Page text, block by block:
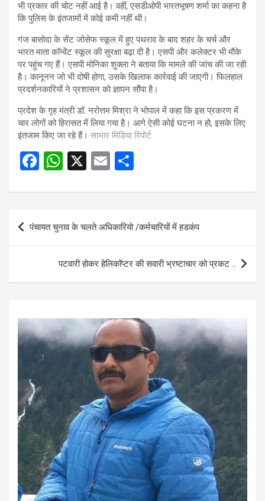
भी प्रकार की चोट नहीं आई है। वहीं, एसडीओपी भारतभूषण शर्मा का कहना है
कि पुलिस के इंतजामों में कोई कमी नहीं थी।
गंज बासोदा के सेंट जोसेफ स्कूल में हुए पथराव के बाद शहर के चर्च और
भारत माता कॉन्वेंट स्कूल की सुरक्षा बढ़ा दी है। एसपी और कलेक्टर भी मौके
पर पहुंच गए हैं। एसपी मोनिका शुक्ला ने बताया कि मामले की जांच की जा रही
है। कानूनन जो भी दोषी होगा, उसके खिलाफ कार्रवाई की जाएगी। फिलहाल
प्रदर्शनकारियों ने प्रशासन को ज्ञापन सौंपा है।
प्रदेश के गृह मंत्री डॉ. नरोत्तम मिश्रा ने भोपाल में कहा कि इस प्रकरण में
चार लोगों को हिरासत में लिया गया है। आगे ऐसी कोई घटना न हो, इसके लिए
इंतजाम किए जा रहे हैं। साभार मिडिया रिपोर्ट
F
ce
o
W
at
A
p
X
E
ail ar
e
Post
navigation
पंचायत चुनाव के चलते अधिकारियो /कर्मचारियों में हडकंप
पटवारी होकर हेलिकॉप्टर की सवारी भ्रष्टाचार को प्रकट ..